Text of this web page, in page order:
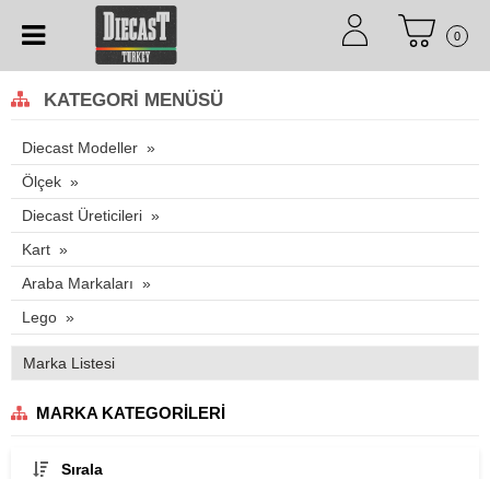
0
KATEGORI MENÜSÜ
Diecast Modeller
Ölçek
Diecast Üreticileri
Kart
Araba Markaları
Lego
Marka Listesi
MARKA KATEGORILERI
Sırala